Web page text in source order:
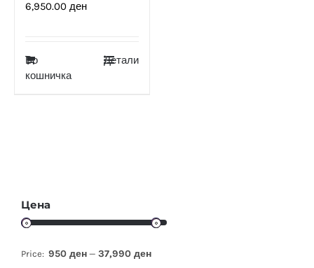
6,950.00 ден
Во
кошничка
Детали
Цена
Price: 950 ден — 37,990 ден